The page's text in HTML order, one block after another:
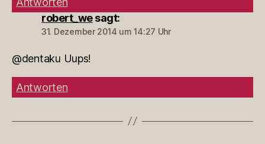
robert_we sagt:
31. Dezember 2014 um 14:27 Uhr
@dentaku Uups!
Antworten